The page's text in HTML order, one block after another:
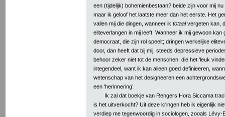
een (tijdelijk) bohemienbestaan? beide zijn voor mij
maar ik geloof het laatste meer dan het eerste. Het
vallen mij die dingen, wanneer ik totaalvergeten kan,
eliteverlangen in mij leeft. Wanneer ik mij gewoon kan
democraat, die zijn rol speelt; dringen werkelijke
door, dan heeft dat bij mij, steeds depressieve
behoor zeker niet tot de menschen, die het ‘leuk
integendeel, want ik kan alleen goed definieeren,
wetenschap van het designeeren een
een ‘herinnering’.
Ik zal dat boekje van Rengers Hora Siccama
is het uitverkocht? Uit deze kringen heb ik eigenlijk
verdiep me tegenwoordig in sociologen, zooals Lévy-